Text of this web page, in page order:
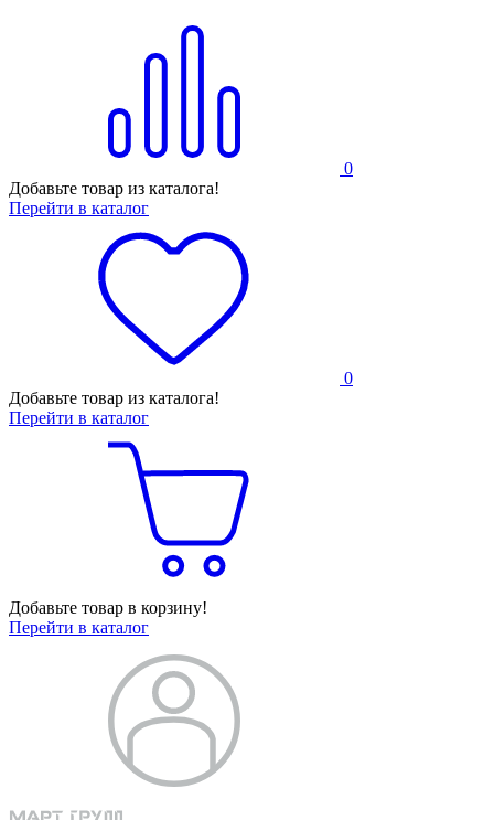
0
Добавьте товар из каталога!
Перейти в каталог
0
Добавьте товар из каталога!
Перейти в каталог
Добавьте товар в корзину!
Перейти в каталог